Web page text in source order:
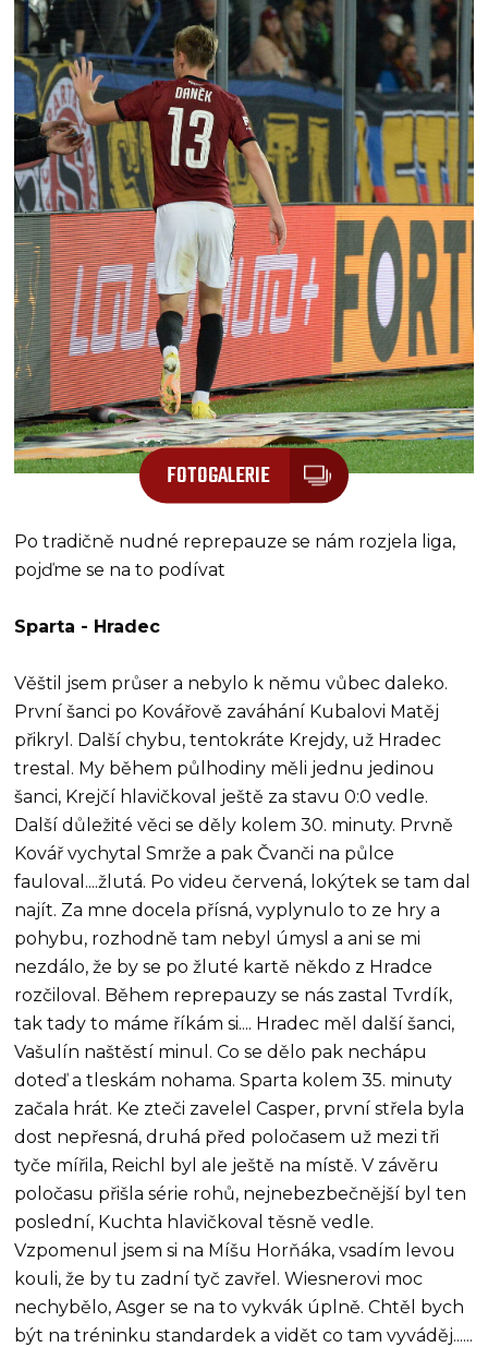
FOTOGALERIE
Po tradičně nudné reprepauze se nám rozjela liga,
pojďme se na to podívat
Sparta - Hradec
Věštil jsem průser a nebylo k němu vůbec daleko.
První šanci po Kovářově zaváhání Kubalovi Matěj
přikryl. Další chybu, tentokráte Krejdy, už Hradec
trestal. My během půlhodiny měli jednu jedinou
šanci, Krejčí hlavičkoval ještě za stavu 0:0 vedle.
Další důležité věci se děly kolem 30. minuty. Prvně
Kovář vychytal Smrže a pak Čvanči na půlce
fauloval....žlutá. Po videu červená, lokýtek se tam dal
najít. Za mne docela přísná, vyplynulo to ze hry a
pohybu, rozhodně tam nebyl úmysl a ani se mi
nezdálo, že by se po žluté kartě někdo z Hradce
rozčiloval. Během reprepauzy se nás zastal Tvrdík,
tak tady to máme říkám si.... Hradec měl další šanci,
Vašulín naštěstí minul. Co se dělo pak nechápu
doteď a tleskám nohama. Sparta kolem 35. minuty
začala hrát. Ke zteči zavelel Casper, první střela byla
dost nepřesná, druhá před poločasem už mezi tři
tyče mířila, Reichl byl ale ještě na místě. V závěru
poločasu přišla série rohů, nejnebezbečnější byl ten
poslední, Kuchta hlavičkoval těsně vedle.
Vzpomenul jsem si na Míšu Horňáka, vsadím levou
kouli, že by tu zadní tyč zavřel. Wiesnerovi moc
nechybělo, Asger se na to vykvák úplně. Chtěl bych
být na tréninku standardek a vidět co tam vyváděj......